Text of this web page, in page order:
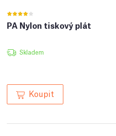
PA Nylon tiskový plát
Skladem
Koupit